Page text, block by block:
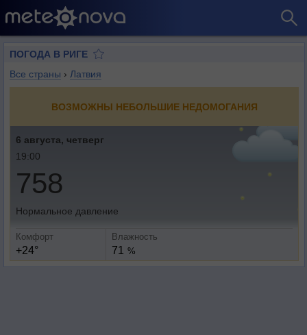
ПОГОДА В РИГЕ
Все страны › Латвия
ВОЗМОЖНЫ НЕБОЛЬШИЕ НЕДОМОГАНИЯ
6 августа, четверг
19:00
758
Нормальное давление
Комфорт
+24°
Влажность
71 %